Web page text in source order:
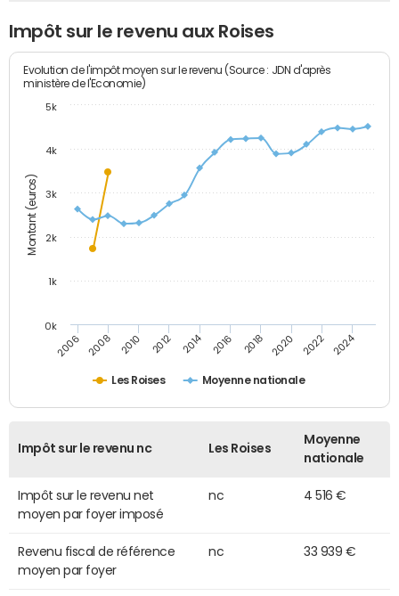
Impôt sur le revenu aux Roises
Montant (euros)
Evolution de l'impôt moyen sur le revenu (Source : JDN d'après
ministère de l'Economie)
Les Roises Moyenne nationale
2006 2008 2010 2012 2014 2016 2018 2020 2022 2024
0k
1k
2k
3k
4k
5k
Impôt sur le revenu nc Les Roises
Moyenne
nationale
Impôt sur le revenu net
moyen par foyer imposé
nc 4 516 €
Revenu fiscal de référence
moyen par foyer
nc 33 939 €